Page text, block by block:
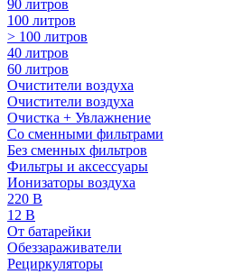
90 литров
100 литров
> 100 литров
40 литров
60 литров
Очистители воздуха
Очистители воздуха
Очистка + Увлажнение
Cо сменными фильтрами
Без сменных фильтров
Фильтры и аксессуары
Ионизаторы воздуха
220 В
12 В
От батарейки
Обеззараживатели
Рециркуляторы